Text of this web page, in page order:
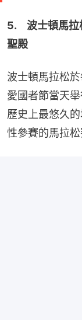
5.　波士頓馬
聖殿
波士頓馬拉松
愛國者節當天
歷史上最悠久
性參賽的馬拉松